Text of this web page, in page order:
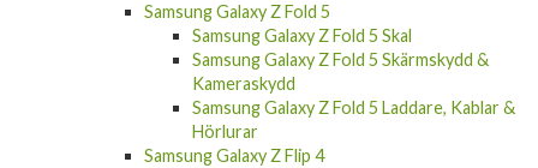
Samsung Galaxy Z Fold 5
Samsung Galaxy Z Fold 5 Skal
Samsung Galaxy Z Fold 5 Skärmskydd &
Kameraskydd
Samsung Galaxy Z Fold 5 Laddare, Kablar &
Hörlurar
Samsung Galaxy Z Flip 4